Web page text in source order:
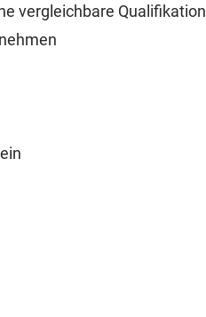
vergleichbare Qualifikation